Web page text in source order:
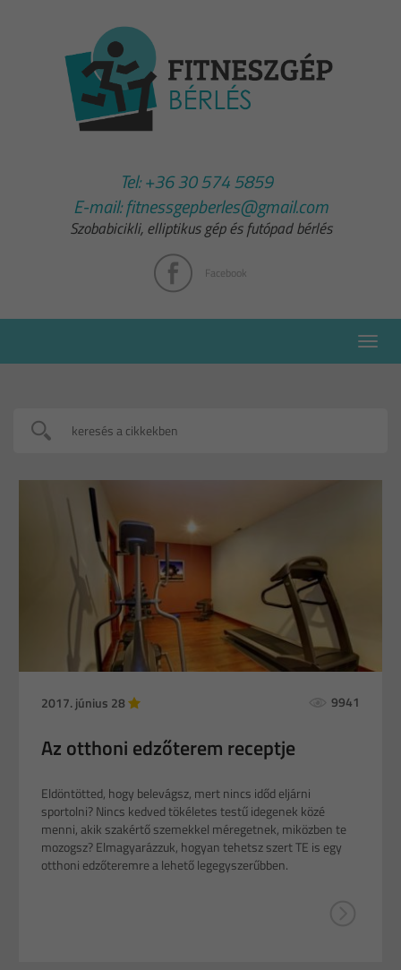
Tel:+36 30 574 5859
E-mail:fitnessgepberles@gmail.com
Szobabicikli, elliptikus gép és futópad bérlés
Facebook
Toggle
2017. június 28 9941
Az otthoni edzőterem receptje
Eldöntötted, hogy belevágsz, mert nincs időd eljárni
sportolni? Nincs kedved tökéletes testű idegenek közé
menni, akik szakértő szemekkel méregetnek, miközben te
mozogsz? Elmagyarázzuk, hogyan tehetsz szert TE is egy
otthoni edzőteremre a lehető legegyszerűbben.